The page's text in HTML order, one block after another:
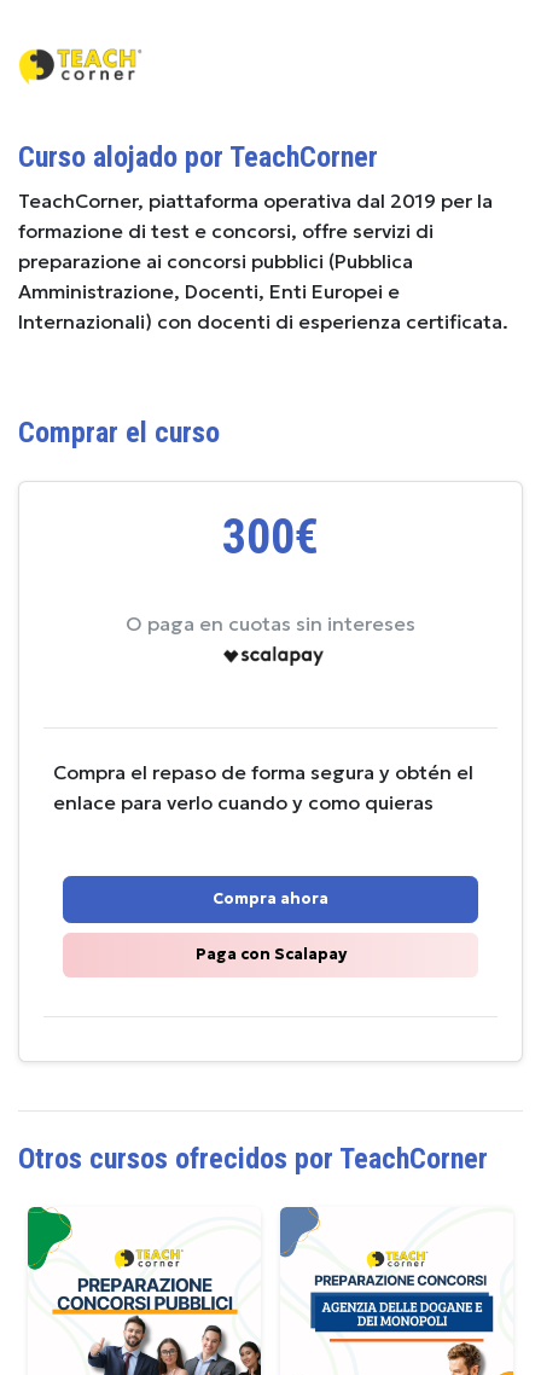
Curso alojado por TeachCorner
TeachCorner, piattaforma operativa dal 2019 per la
formazione di test e concorsi, offre servizi di
preparazione ai concorsi pubblici (Pubblica
Amministrazione, Docenti, Enti Europei e
Internazionali) con docenti di esperienza certificata.
Comprar el curso
300€
O paga en cuotas sin intereses
Compra el repaso de forma segura y obtén el
enlace para verlo cuando y como quieras
Compra ahora
Paga con Scalapay
Otros cursos ofrecidos por TeachCorner